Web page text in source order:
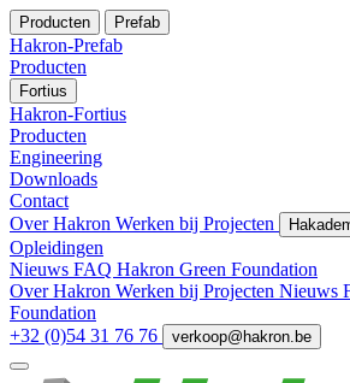
Producten Prefab
Hakron-Prefab
Producten
Fortius
Hakron-Fortius
Producten
Engineering
Downloads
Contact
Over Hakron Werken bij Projecten
Opleidingen
Nieuws FAQ Hakron Green Foundation
Over Hakron Werken bij Projecten Nieuws
Foundation
+32 (0)54 31 76 76
verkoop@hakron.be